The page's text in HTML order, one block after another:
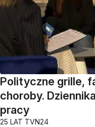
Polityczne grille,
choroby.
pracy
25 LAT TVN24